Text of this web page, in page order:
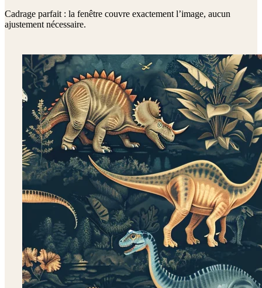
Cadrage parfait : la fenêtre couvre exactement l’image, aucun
ajustement nécessaire.